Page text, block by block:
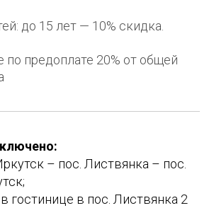
до 15 лет — 10% скидка.
по предоплате 20% от общей
– пос. Листвянка – пос.
гостинице в пос. Листвянка 2